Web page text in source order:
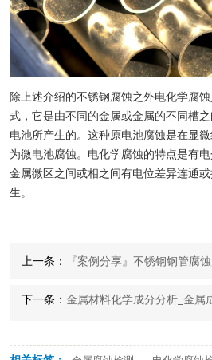
除上述介绍的不锈钢腐蚀之外电化学腐
式，它是由不同的金属或金属的不同槽
电池所产生的。这种原电池腐蚀是在显
为微电池腐蚀。电化学腐蚀的特点是有
金属微区之间或相之间有电位差异连通
生。
上一条： 『案例分享』不锈钢钢管腐
下一条： 金属材料化学成分分析_金属